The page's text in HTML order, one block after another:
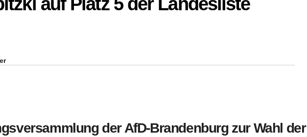
auf Platz 5 der Landesliste
der AfD-Brandenburg zur Wahl der